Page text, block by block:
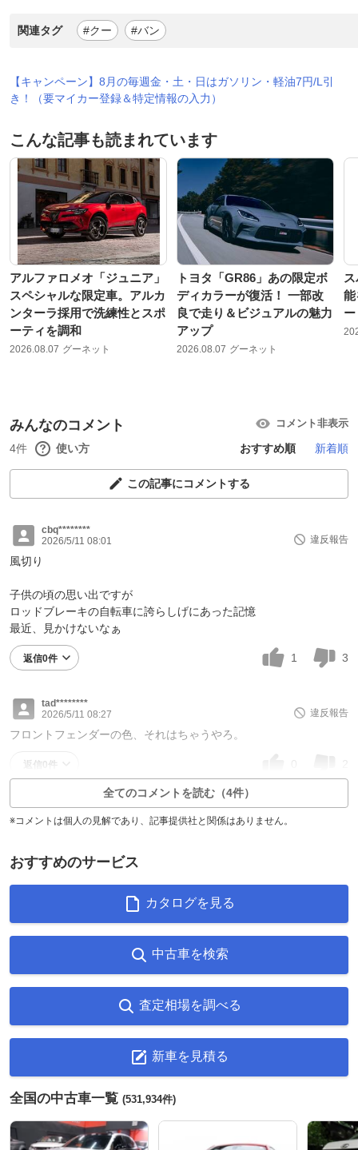
関連タグ #クー #バン
【キャンペーン】8月の毎週金・土・日はガソリン・軽油7円/L引
き！（要マイカー登録＆特定情報の入力）
こんな記事も読まれています
アルファロメオ「ジュニア」
スペシャルな限定車。アルカ
ンターラ採用で洗練性とスポ
ーティを調和
2026.08.07 グーネット
トヨタ「GR86」あの限定ボ
ディカラーが復活！ 一部改
良で走り＆ビジュアルの魅力
アップ
2026.08.07 グーネット
能
みんなのコメント コメント非表示
4件 使い方 おすすめ順 新着順
この記事にコメントする
cbq********
2026/5/11 08:01
違反報告
風切り
子供の頃の思い出ですが
ロッドブレーキの自転車に誇らしげにあった記憶
最近、見かけないなぁ
返信0件 1 3
tad********
2026/5/11 08:27
違反報告
フロントフェンダーの色、それはちゃうやろ。
返信0件
全てのコメントを読む（4件）
※コメントは個人の見解であり、記事提供社と関係はありません。
おすすめのサービス
カタログを見る
中古車を検索
査定相場を調べる
新車を見積る
全国の中古車一覧 (531,934件)